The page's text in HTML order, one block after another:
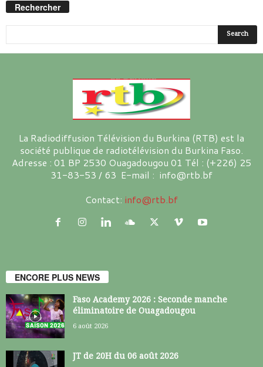
Rechercher
La Radiodiffusion Télévision du Burkina (RTB) est la
société publique de radiotélévision du Burkina Faso.
Adresse : 01 BP 2530 Ouagadougou 01 Tél : (+226) 25
31-83-53 / 63 E-mail : info@rtb.bf
Contact: info@rtb.bf
ENCORE PLUS NEWS
Faso Academy 2026 : Seconde manche
éliminatoire de Ouagadougou
6 août 2026
JT de 20H du 06 août 2026